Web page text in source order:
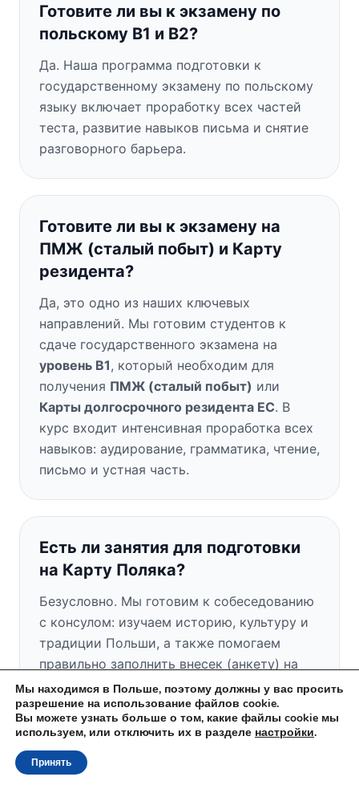
Готовите ли вы к экзамену по
польскому B1 и B2?
Да. Наша программа подготовки к
государственному экзамену по польскому
языку включает проработку всех частей
теста, развитие навыков письма и снятие
разговорного барьера.
Готовите ли вы к экзамену на
ПМЖ (сталый побыт) и Карту
резидента?
Да, это одно из наших ключевых
направлений. Мы готовим студентов к
сдаче государственного экзамена на
уровень B1, который необходим для
получения ПМЖ (сталый побыт) или
Карты долгосрочного резидента ЕС. В
курс входит интенсивная проработка всех
навыков: аудирование, грамматика, чтение,
письмо и устная часть.
Есть ли занятия для подготовки
на Карту Поляка?
Безусловно. Мы готовим к собеседованию
с консулом: изучаем историю, культуру и
традиции Польши, а также помогаем
правильно заполнить внесек (анкету) на
Карту Поляка.
Есть ли у вас бесплатное пробное
Мы находимся в Польше, поэтому должны у вас просить
разрешение на использование файлов cookie.
Вы можете узнать больше о том, какие файлы cookie мы
используем, или отключить их в разделе настройки.
Принять